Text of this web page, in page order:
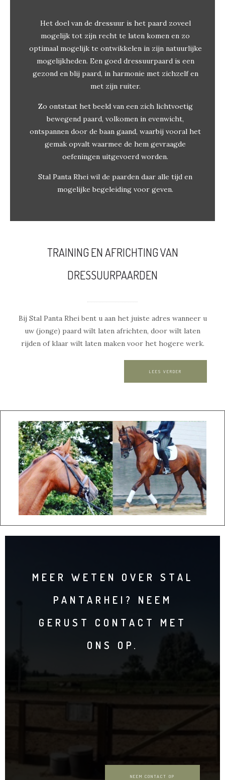
Het doel van de dressuur is het paard zoveel
mogelijk tot zijn recht te laten komen en zo
optimaal mogelijk te ontwikkelen in zijn natuurlijke
mogelijkheden. Een goed dressuurpaard is een
gezond en blij paard, in harmonie met zichzelf en
met zijn ruiter.
Zo ontstaat het beeld van een zich lichtvoetig
bewegend paard, volkomen in evenwicht,
ontspannen door de baan gaand, waarbij vooral het
gemak opvalt waarmee de hem gevraagde
oefeningen uitgevoerd worden.
Stal Panta Rhei wil de paarden daar alle tijd en
mogelijke begeleiding voor geven.
TRAINING EN AFRICHTING VAN
DRESSUURPAARDEN
Bij Stal Panta Rhei bent u aan het juiste adres wanneer u
uw (jonge) paard wilt laten africhten, door wilt laten
rijden of klaar wilt laten maken voor het hogere werk.
LEES VERDER
MEER WETEN OVER STAL
PANTARHEI? NEEM
GERUST CONTACT MET
ONS OP.
NEEM CONTACT OP